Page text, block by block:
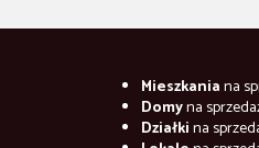
Mieszkaniana
Domyna
Działkina